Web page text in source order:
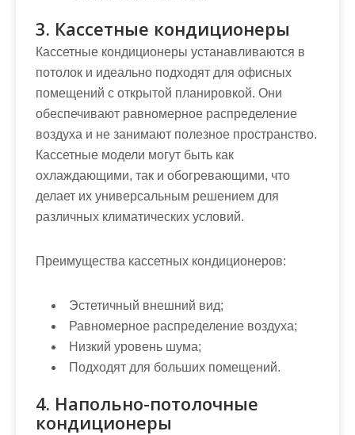
3. Кассетные кондиционеры
Кассетные кондиционеры устанавливаются в
потолок и идеально подходят для офисных
помещений с открытой планировкой. Они
обеспечивают равномерное распределение
воздуха и не занимают полезное пространство.
Кассетные модели могут быть как
охлаждающими, так и обогревающими, что
делает их универсальным решением для
различных климатических условий.
Преимущества кассетных кондиционеров:
Эстетичный внешний вид;
Равномерное распределение воздуха;
Низкий уровень шума;
Подходят для больших помещений.
4. Напольно-потолочные
кондиционеры